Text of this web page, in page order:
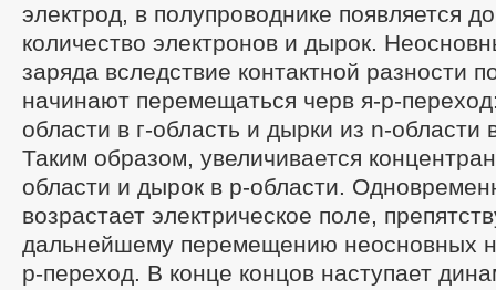
электрод, в полупроводнике появляется
количество электронов и дырок.
заряда вследствие контактной разности
начинают перемещаться черв я-р-
области в г-область и дырки из n-области
Таким образом, увеличивается
области и дырок в р-области.
возрастает электрическое поле,
дальнейшему перемещению неосновных
р-переход. В конце концов наступает